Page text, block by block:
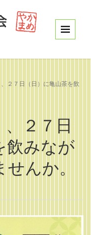
２７日（日）に亀山茶を飲
、２７日
飲みなが
んか。